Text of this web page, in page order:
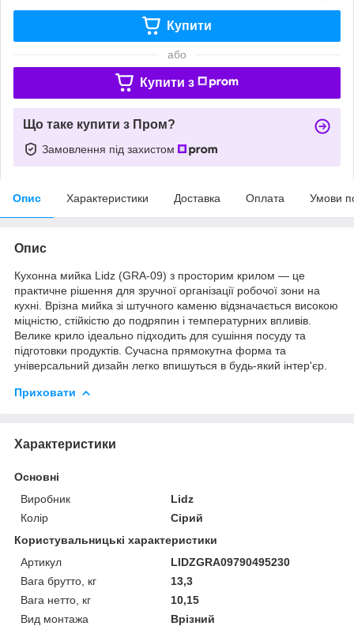
Купити
або
Купити з
Що таке купити з Пром?
Замовлення під захистом
Опис Характеристики Доставка Оплата Умови
Опис
Кухонна мийка Lidz (GRA-09) з просторим крилом — це
практичне рішення для зручної організації робочої зони на
кухні. Врізна мийка зі штучного каменю відзначається високою
міцністю, стійкістю до подряпин і температурних впливів.
Велике крило ідеально підходить для сушіння посуду та
підготовки продуктів. Сучасна прямокутна форма та
універсальний дизайн легко впишуться в будь-який інтер'єр.
Приховати
Характеристики
Основні
Виробник
Lidz
Колір
Сірий
Користувальницькі характеристики
Артикул
LIDZGRA09790495230
Вага брутто, кг
13,3
Вага нетто, кг
10,15
Вид монтажа
Врізний